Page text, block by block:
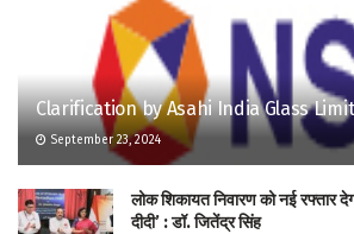
Clarification by Asahi India Glass
September 23, 2024
लोक शिकायत निवारण को नई रफ्तार
दीदी’ : डॉ. जितेंद्र सिंह